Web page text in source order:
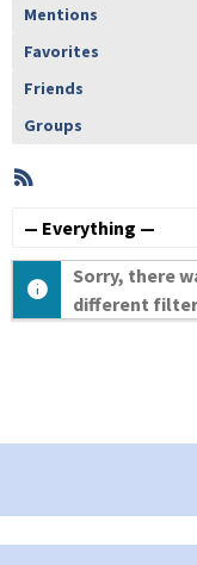
Mentions
Favorites
Friends
Groups
Member
Activities
Sorry, there
different